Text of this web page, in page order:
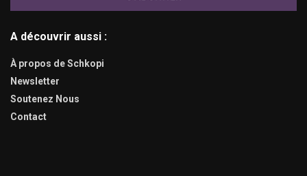
A découvrir aussi :
À propos de Schkopi
Newsletter
Soutenez Nous
Contact